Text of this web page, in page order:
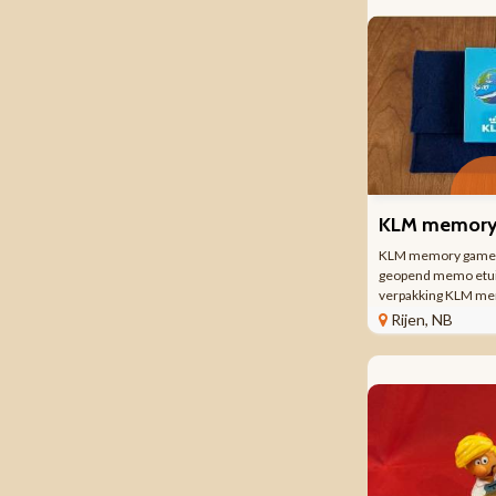
KLM memory
geopend memo
verpakking KLM
geheugenspel.
doosje geopend
van 2 kaarten , dus
Rijen, NB